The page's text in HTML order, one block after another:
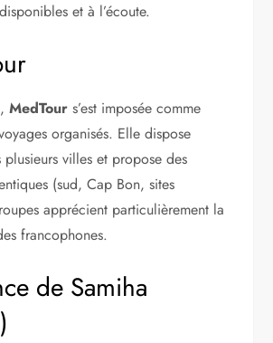
et à l’écoute.
MedTour s’est imposée comme
organisés. Elle dispose
plusieurs villes et propose des
(sud, Cap Bon, sites
apprécient particulièrement la
francophones.
de Samiha